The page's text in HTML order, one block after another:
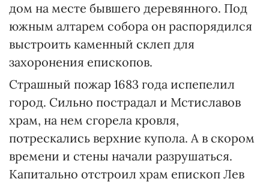
дом на месте бывшего деревянного. Под
южным алтарем собора он распорядился
выстроить каменный склеп для
захоронения епископов.
Страшный пожар 1683 года испепелил
город. Сильно пострадал и Мстиславов
храм, на нем сгорела кровля,
потрескались верхние купола. А в скором
времени и стены начали разрушаться.
Капитально отстроил храм епископ Лев